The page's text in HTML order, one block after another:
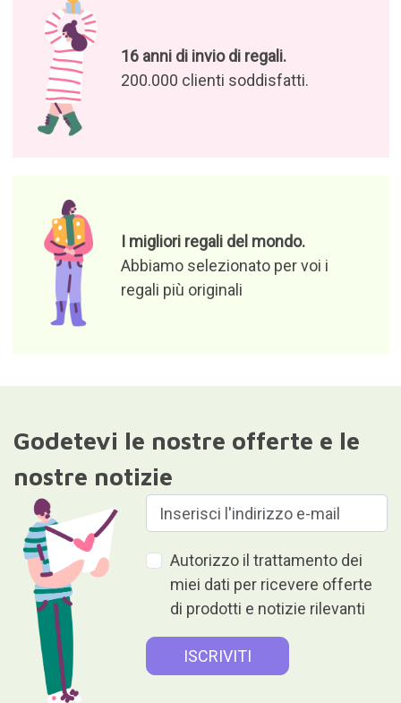
16 anni di invio di regali.
200.000 clienti soddisfatti.
I migliori regali del mondo.
Abbiamo selezionato per voi i
regali più originali
Godetevi le nostre offerte e le
nostre notizie
Autorizzo il trattamento dei
miei dati per ricevere offerte
di prodotti e notizie rilevanti